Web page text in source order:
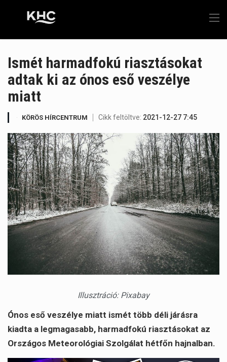
Ismét harmadfokú riasztásokat
adtak ki az ónos eső veszélye
miatt
KÖRÖS HÍRCENTRUM Cikk feltöltve: 2021-12-27 7:45
Illusztráció: Pixabay
Ónos eső veszélye miatt ismét több déli járásra
kiadta a legmagasabb, harmadfokú riasztásokat az
Országos Meteorológiai Szolgálat hétfőn hajnalban.